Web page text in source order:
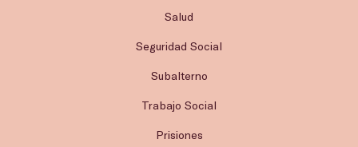
Salud
Seguridad Social
Subalterno
Trabajo Social
Prisiones